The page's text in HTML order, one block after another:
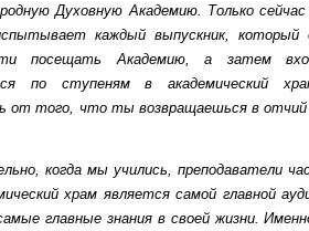
Духовную Академию. Только
каждый выпускник, который
посещать Академию, а затем
по ступеням в академический
от того, что ты возвращаешься в отчий
когда мы учились, преподаватели
храм является самой главной
главные знания в своей жизни.